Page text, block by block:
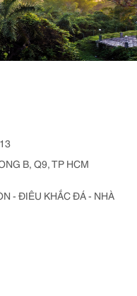
B, Q9, TP HCM
- ĐIÊU KHẮC ĐÁ - NHÀ